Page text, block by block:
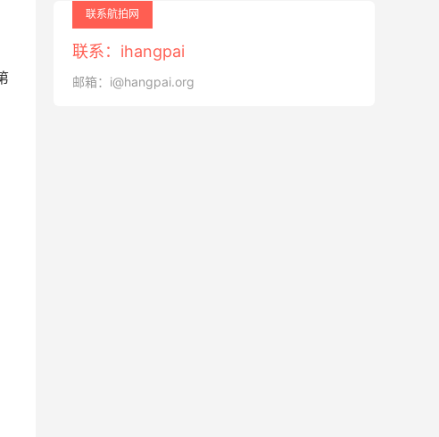
联系航拍网
联系：ihangpai
邮箱：i@hangpai.org